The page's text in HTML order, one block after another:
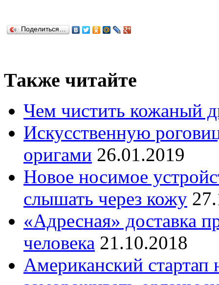
Поделиться…
Также читайте
Чем чистить кожаный
Искусственную
оригами 26.01.2019
Новое носимое
слышать через кожу
«Адресная» доставка
человека 21.10.2018
Американский стартап